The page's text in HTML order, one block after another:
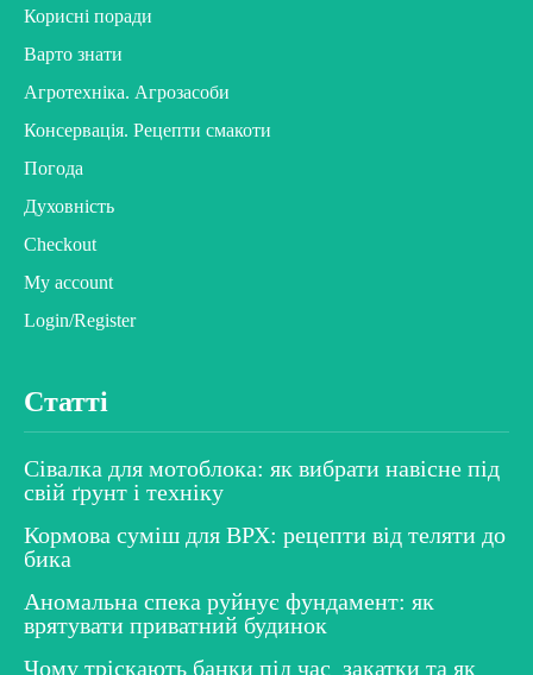
Корисні поради
Варто знати
Агротехніка. Агрозасоби
Консервація. Рецепти смакоти
Погода
Духовність
Checkout
My account
Login/Register
Статті
Сівалка для мотоблока: як вибрати навісне під
свій ґрунт і техніку
Кормова суміш для ВРХ: рецепти від теляти до
бика
Аномальна спека руйнує фундамент: як
врятувати приватний будинок
Чому тріскають банки під час закатки та як